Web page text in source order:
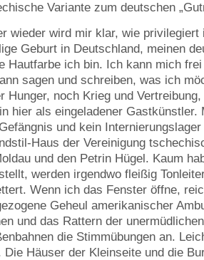
Variante zum deutschen
wieder wird mir klar, wie privilegiert
Geburt in Deutschland, meinen
Hautfarbe ich bin. Ich kann mich
sagen und schreiben, was ich
Hunger, noch Krieg und
hier als eingeladener Gastkünstler.
und kein
Haus der Vereinigung
und den Petrin Hügel. Kaum
werden irgendwo fleißig
Wenn ich das Fenster öffne,
Geheul amerikanischer
und das Rattern der
die Stimmübungen an.
Die Häuser der Kleinseite und die